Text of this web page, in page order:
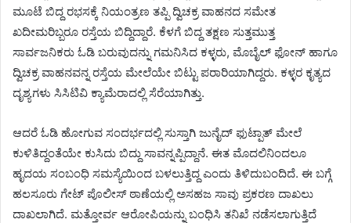
ಮೂಟೆ ಬಿದ್ದ ರಭಸಕ್ಕೆ ನಿಯಂತ್ರಣ ತಪ್ಪಿ ದ್ವಿಚಕ್ರ ವಾಹನದ ಸಮೇತ
ಖದೀಮರಿಬ್ಬರೂ ರಸ್ತೆಯ ಬಿದ್ದಿದ್ದಾರೆ. ಕೆಳಗೆ ಬಿದ್ದ ತಕ್ಷಣ ಸುತ್ತಮುತ್ತ
ಸಾರ್ವಜನಿಕರು ಓಡಿ ಬರುವುದನ್ನು ಗಮನಿಸಿದ ಕಳ್ಳರು, ಮೊಬೈಲ್ ಫೋನ್ ಹಾಗೂ
ದ್ವಿಚಕ್ರ ವಾಹನವನ್ನ ರಸ್ತೆಯ ಮೇಲೆಯೇ ಬಿಟ್ಟು ಪರಾರಿಯಾಗಿದ್ದರು. ಕಳ್ಳರ ಕೃತ್ಯದ
ದೃಶ್ಯಗಳು ಸಿಸಿಟಿವಿ ಕ್ಯಾಮೆರಾದಲ್ಲಿ ಸೆರೆಯಾಗಿತ್ತು.
ಆದರೆ ಓಡಿ ಹೋಗುವ ಸಂದರ್ಭದಲ್ಲಿ ಸುಸ್ತಾಗಿ ಜುನೈದ್ ಫುಟ್ಪಾತ್ ಮೇಲೆ
ಕುಳಿತಿದ್ದಂತೆಯೇ ಕುಸಿದು ಬಿದ್ದು ಸಾವನ್ನಪ್ಪಿದ್ದಾನೆ. ಈತ ಮೊದಲಿನಿಂದಲೂ
ಹೃದಯ ಸಂಬಂಧಿ ಸಮಸ್ಯೆಯಿಂದ ಬಳಲುತ್ತಿದ್ದ ಎಂದು ತಿಳಿದುಬಂದಿದೆ. ಈ ಬಗ್ಗೆ
ಹಲಸೂರು ಗೇಟ್ ಪೊಲೀಸ್ ಠಾಣೆಯಲ್ಲಿ ಅಸಹಜ ಸಾವು ಪ್ರಕರಣ ದಾಖಲು
ದಾಖಲಾಗಿದೆ. ಮತ್ತೋರ್ವ ಆರೋಪಿಯನ್ನು ಬಂಧಿಸಿ ತನಿಖೆ ನಡೆಸಲಾಗುತ್ತಿದೆ